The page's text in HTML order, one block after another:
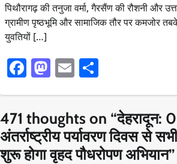
पिथौरागढ़ की तनुजा वर्मा, गैरसैंण की रौशनी और
ग्रामीण पृष्ठभूमि और सामाजिक तौर पर कमजोर
युवतियों […]
Facebook
Mastodon
Email
471 thoughts on “देहरादून:
अंतर्राष्ट्रीय पर्यावरण दिवस से
शुरू होगा वृहद पौधरोपण अभियान”